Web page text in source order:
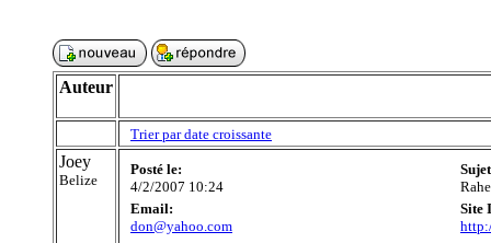
Auteur
Trier par date croissante
Joey
Belize
Posté le:
4/2/2007 10:24
Email:
don@yahoo.com
Site